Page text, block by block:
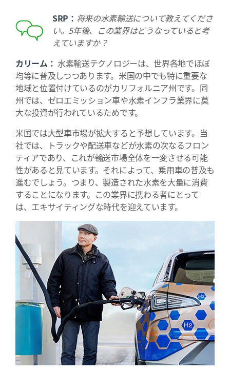
SRP： 将来の水素輸送について教えてくださ
い。5年後、この業界はどうなっていると考
えていますか？
カリーム： 水素輸送テクノロジーは、世界各地でほぼ
均等に普及しつつあります。米国の中でも特に重要な
地域と位置付けているのがカリフォルニア州です。同
州では、ゼロエミッション車や水素インフラ業界に莫
大な投資が行われているためです。
米国では大型車市場が拡大すると予想しています。当
社では、トラックや配送車などが水素の次なるフロン
ティアであり、これが輸送市場全体を一変させる可能
性があると見ています。それによって、乗用車の普及も
進むでしょう。つまり、製造された水素を大量に消費
することになります。この業界に携わる者にとって
は、エキサイティングな時代を迎えています。